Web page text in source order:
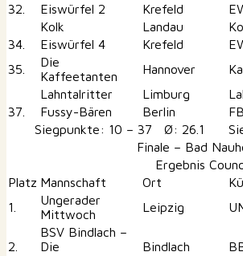
32. Eiswürfel 2 Krefeld
Kolk
Landau
34.
Eiswürfel 4 Krefeld
35.
Die
Kaffeetanten
Hannover
Lahntalritter
Limburg
37.
Fussy-Bären Berlin FB
Siegpunkte: 10 – 37 Ø: 26.1
Finale – Bad
Ergebnis
Platz Mannschaft Ort
1.
Ungerader
Mittwoch
Leipzig
2.
BSV Bindlach –
Die
Bindlach